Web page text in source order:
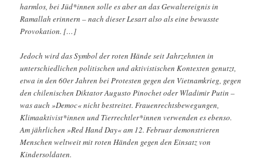
harmlos, bei Jüd*innen solle es aber an das Gewaltereignis in
Ramallah erinnern – nach dieser Lesart also als eine bewusste
Provokation. […]
Jedoch wird das Symbol der roten Hände seit Jahrzehnten in
unterschiedlichen politischen und aktivistischen Kontexten genutzt,
etwa in den 60er Jahren bei Protesten gegen den Vietnamkrieg, gegen
den chilenischen Diktator Augusto Pinochet oder Wladimir Putin –
was auch »Democ« nicht bestreitet. Frauenrechtsbewegungen,
Klimaaktivist*innen und Tierrechtler*innen verwenden es ebenso.
Am jährlichen »Red Hand Day« am 12. Februar demonstrieren
Menschen weltweit mit roten Händen gegen den Einsatz von
Kindersoldaten.